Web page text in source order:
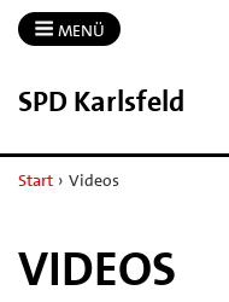
MENÜ
SPD Karlsfeld
Start › Videos
VIDEOS